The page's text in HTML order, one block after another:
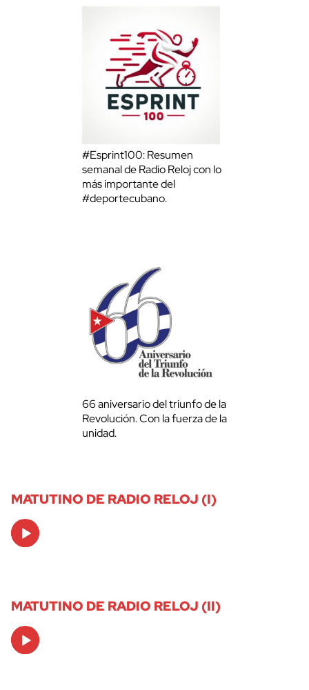
#Esprint100: Resumen
semanal de Radio Reloj con lo
más importante del
#deportecubano.
66 aniversario del triunfo de la
Revolución. Con la fuerza de la
unidad.
MATUTINO DE RADIO RELOJ (I)
Audio
Player
MATUTINO DE RADIO RELOJ (II)
Audio
Player